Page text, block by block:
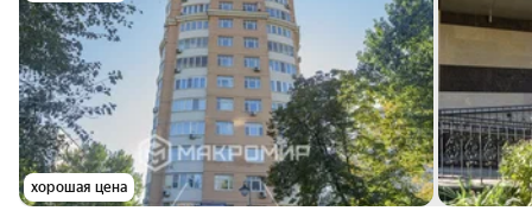
хорошая цена